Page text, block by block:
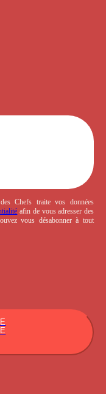
Chefs traite vos données
afin de vous adresser des
vous désabonner à tout